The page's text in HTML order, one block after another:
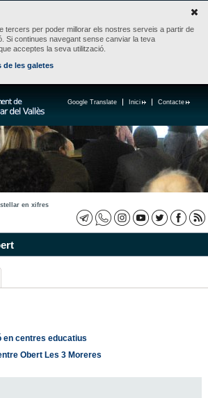
tercers per poder millorar els nostres serveis a partir de
Si continues navegant sense canviar la teva
acceptes la seva utilització.
de les galetes
Contacte
Inici
Google Translate
en xifres
en centres educatius
Obert Les 3 Moreres